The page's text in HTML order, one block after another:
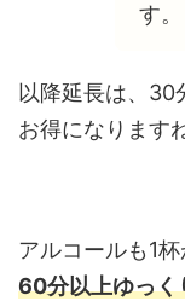
す。
以降延長は、30
お得になります
アルコールも1
60分以上ゆっく